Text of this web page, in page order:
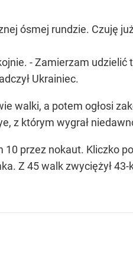
ósmej rundzie. Czuję
- Zamierzam
Ukrainiec.
walki, a potem ogłosi
z którym wygrał
przez nokaut. Kliczko
Z 45 walk zwyciężył 43-